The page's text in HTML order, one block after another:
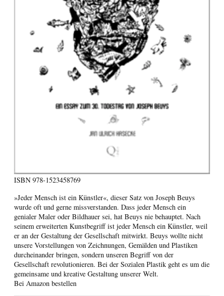
ISBN 978-1523458769
»Jeder Mensch ist ein Künstler«, dieser Satz von Joseph Beuys
wurde oft und gerne missverstanden. Dass jeder Mensch ein
genialer Maler oder Bildhauer sei, hat Beuys nie behauptet. Nach
seinem erweiterten Kunstbegriff ist jeder Mensch ein Künstler, weil
er an der Gestaltung der Gesellschaft mitwirkt. Beuys wollte nicht
unsere Vorstellungen von Zeichnungen, Gemälden und Plastiken
durcheinander bringen, sondern unseren Begriff von der
Gesellschaft revolutionieren. Bei der Sozialen Plastik geht es um die
gemeinsame und kreative Gestaltung unserer Welt.
Bei Amazon bestellen